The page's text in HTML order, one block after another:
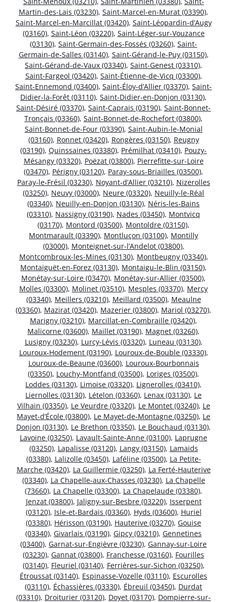
Martin-des-Lais (03230), Saint-Marcel-en-Murat (03390),
Saint-Marcel-en-Marcillat (03420), Saint-Léopardin-d’Augy
(03160), Saint-Léon (03220), Saint-Léger-sur-Vouzance
(03130), Saint-Germain-des-Fossés (03260), Saint-
Germain-de-Salles (03140), Saint-Gérand-le-Puy (03150),
Saint-Gérand-de-Vaux (03340), Saint-Genest (03310),
Saint-Fargeol (03420), Saint-Étienne-de-Vicq (03300),
Saint-Ennemond (03400), Saint-Éloy-d’Allier (03370), Saint-
Didier-la-Forêt (03110), Saint-Didier-en-Donjon (03130),
Saint-Désiré (03370), Saint-Caprais (03190), Saint-Bonnet-
Tronçais (03360), Saint-Bonnet-de-Rochefort (03800),
Saint-Bonnet-de-Four (03390), Saint-Aubin-le-Monial
(03160), Ronnet (03420), Rongères (03150), Reugny
(03190), Quinssaines (03380), Prémilhat (03410), Pouzy-
Mésangy (03320), Poëzat (03800), Pierrefitte-sur-Loire
(03470), Périgny (03120), Paray-sous-Briailles (03500),
Paray-le-Frésil (03230), Noyant-d’Allier (03210), Nizerolles
(03250), Neuvy (03000), Neure (03320), Neuilly-le-Réal
(03340), Neuilly-en-Donjon (03130), Néris-les-Bains
(03310), Nassigny (03190), Nades (03450), Montvicq
(03170), Montord (03500), Montoldre (03150),
Montmarault (03390), Montluçon (03100), Montilly
(03000), Monteignet-sur-l’Andelot (03800),
Montcombroux-les-Mines (03130), Montbeugny (03340),
Montaiguët-en-Forez (03130), Montaigu-le-Blin (03150),
Monétay-sur-Loire (03470), Monétay-sur-Allier (03500),
Molles (03300), Molinet (03510), Mesples (03370), Mercy
(03340), Meillers (03210), Meillard (03500), Meaulne
(03360), Mazirat (03420), Mazerier (03800), Mariol (03270),
Marigny (03210), Marcillat-en-Combraille (03420),
Malicorne (03600), Maillet (03190), Magnet (03260),
Lusigny (03230), Lurcy-Lévis (03320), Luneau (03130),
Louroux-Hodement (03190), Louroux-de-Bouble (03330),
Louroux-de-Beaune (03600), Louroux-Bourbonnais
(03350), Louchy-Montfand (03500), Loriges (03500),
Loddes (03130), Limoise (03320), Lignerolles (03410),
Liernolles (03130), Lételon (03360), Lenax (03130), Le
Vilhain (03350), Le Veurdre (03320), Le Montet (03240), Le
Mayet-d’École (03800), Le Mayet-de-Montagne (03250), Le
Donjon (03130), Le Brethon (03350), Le Bouchaud (03130),
Lavoine (03250), Lavault-Sainte-Anne (03100), Laprugne
(03250), Lapalisse (03120), Langy (03150), Lamaids
(03380), Lalizolle (03450), Laféline (03500), La Petite-
Marche (03420), La Guillermie (03250), La Ferté-Hauterive
(03340), La Chapelle-aux-Chasses (03230), La Chapelle
(73660), La Chapelle (03300), La Chapelaude (03380),
Jenzat (03800), Jaligny-sur-Besbre (03220), Isserpent
(03120), Isle-et-Bardais (03360), Hyds (03600), Huriel
(03380), Hérisson (03190), Hauterive (03270), Gouise
(03340), Givarlais (03190), Gipcy (03210), Gennetines
(03400), Garnat-sur-Engièvre (03230), Gannay-sur-Loire
(03230), Gannat (03800), Franchesse (03160), Fourilles
(03140), Fleuriel (03140), Ferrières-sur-Sichon (03250),
Étroussat (03140), Espinasse-Vozelle (03110), Escurolles
(03110), Échassières (03330), Ébreuil (03450), Durdat
(03310), Droiturier (03120), Doyet (03170), Dompierre-sur-